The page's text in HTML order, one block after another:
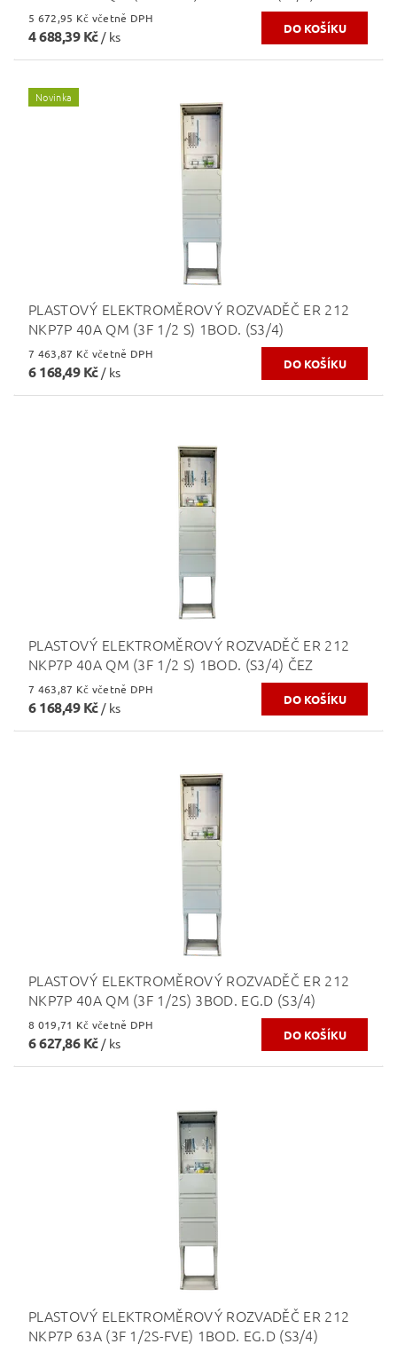
5 672,95 Kč včetně DPH
4 688,39 Kč / ks
Novinka
PLASTOVÝ ELEKTROMĚROVÝ ROZVADĚČ ER 212
NKP7P 40A QM (3F 1/2 S) 1BOD. (S3/4)
7 463,87 Kč včetně DPH
6 168,49 Kč / ks
PLASTOVÝ ELEKTROMĚROVÝ ROZVADĚČ ER 212
NKP7P 40A QM (3F 1/2 S) 1BOD. (S3/4) ČEZ
7 463,87 Kč včetně DPH
6 168,49 Kč / ks
PLASTOVÝ ELEKTROMĚROVÝ ROZVADĚČ ER 212
NKP7P 40A QM (3F 1/2S) 3BOD. EG.D (S3/4)
8 019,71 Kč včetně DPH
6 627,86 Kč/ ks
PLASTOVÝ ELEKTROMĚROVÝ ROZVADĚČ ER 212
NKP7P 63A (3F 1/2S-FVE) 1BOD. EG.D (S3/4)